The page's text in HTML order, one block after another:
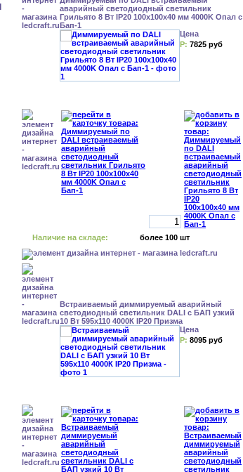
аварийный светодиодный светильник
Грильято 8 Вт IP20 100x100x40 мм 4000K Опал с
Бап-1
Цена
Р: 7825 руб
Наличие на складе: более 100 шт
Встраиваемый диммируемый аварийный
светодиодный светильник DALI с БАП узкий
10 Вт 595x110 4000К IP20 Призма
Цена
Р: 8095 руб